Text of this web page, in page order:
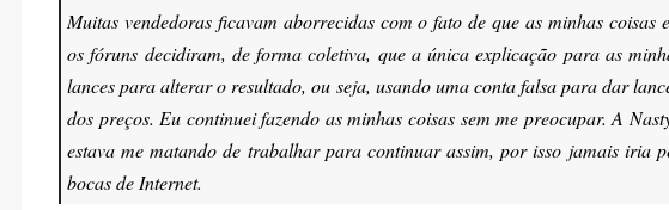
Muitas vendedoras ficavam aborrecidas com o fato de que as minhas coisas
os fóruns decidiram, de forma coletiva, que a única explicação para as
lances para alterar o resultado, ou seja, usando uma conta falsa para dar
dos preços. Eu continuei fazendo as minhas coisas sem me preocupar. A
estava me matando de trabalhar para continuar assim, por isso jamais iria
bocas de Internet.